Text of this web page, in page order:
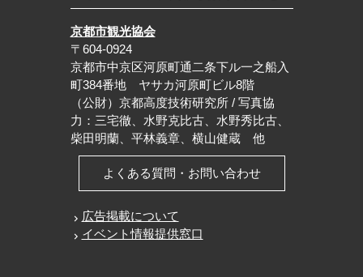
京都市観光協会
〒604-0924
京都市中京区河原町通二条下ル一之船入
町384番地 ヤサカ河原町ビル8階
（公財）京都高度技術研究所 / 写真協
力：三宅徹、水野克比古、水野秀比古、
柴田明蘭、平林義章、横山健蔵 他
よくある質問・お問い合わせ
広告掲載について
イベント情報提供窓口